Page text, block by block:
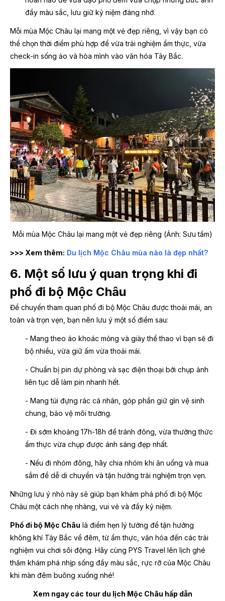
đầy màu sắc, lưu giữ kỷ niệm đáng nhớ.
Mỗi mùa Mộc Châu lại mang một vẻ đẹp riêng, vì vậy bạn có
thể chọn thời điểm phù hợp để vừa trải nghiệm ẩm thực, vừa
check-in sống ảo và hòa mình vào văn hóa Tây Bắc.
Mỗi mùa Mộc Châu lại mang một vẻ đẹp riêng (Ảnh: Sưu tầm)
>>> Xem thêm: Du lịch Mộc Châu mùa nào là đẹp nhất?
6. Một số lưu ý quan trọng khi đi
phố đi bộ Mộc Châu
Để chuyến tham quan phố đi bộ Mộc Châu được thoải mái, an
toàn và trọn vẹn, bạn nên lưu ý một số điểm sau:
- Mang theo áo khoác mỏng và giày thể thao vì bạn sẽ đi
bộ nhiều, vừa giữ ấm vừa thoải mái.
- Chuẩn bị pin dự phòng và sạc điện thoại bởi chụp ảnh
liên tục dễ làm pin nhanh hết.
- Mang túi đựng rác cá nhân, góp phần giữ gìn vệ sinh
chung, bảo vệ môi trường.
- Đi sớm khoảng 17h-18h để tránh đông, vừa thưởng thức
ẩm thực vừa chụp được ánh sáng đẹp nhất.
- Nếu đi nhóm đông, hãy chia nhóm khi ăn uống và mua
sắm để dễ di chuyển và tận hưởng trải nghiệm trọn vẹn.
Những lưu ý nhỏ này sẽ giúp bạn khám phá phố đi bộ Mộc
Châu một cách nhẹ nhàng, vui vẻ và đầy kỷ niệm.
Phố đi bộ Mộc Châu là điểm hẹn lý tưởng để tận hưởng
không khí Tây Bắc về đêm, từ ẩm thực, văn hóa đến các trải
nghiệm vui chơi sôi động. Hãy cùng PYS Travel lên lịch ghé
thăm khám phá nhịp sống đầy màu sắc, rực rỡ của Mộc Châu
khi màn đêm buông xuống nhé!
Xem ngay các tour du lịch Mộc Châu hấp dẫn